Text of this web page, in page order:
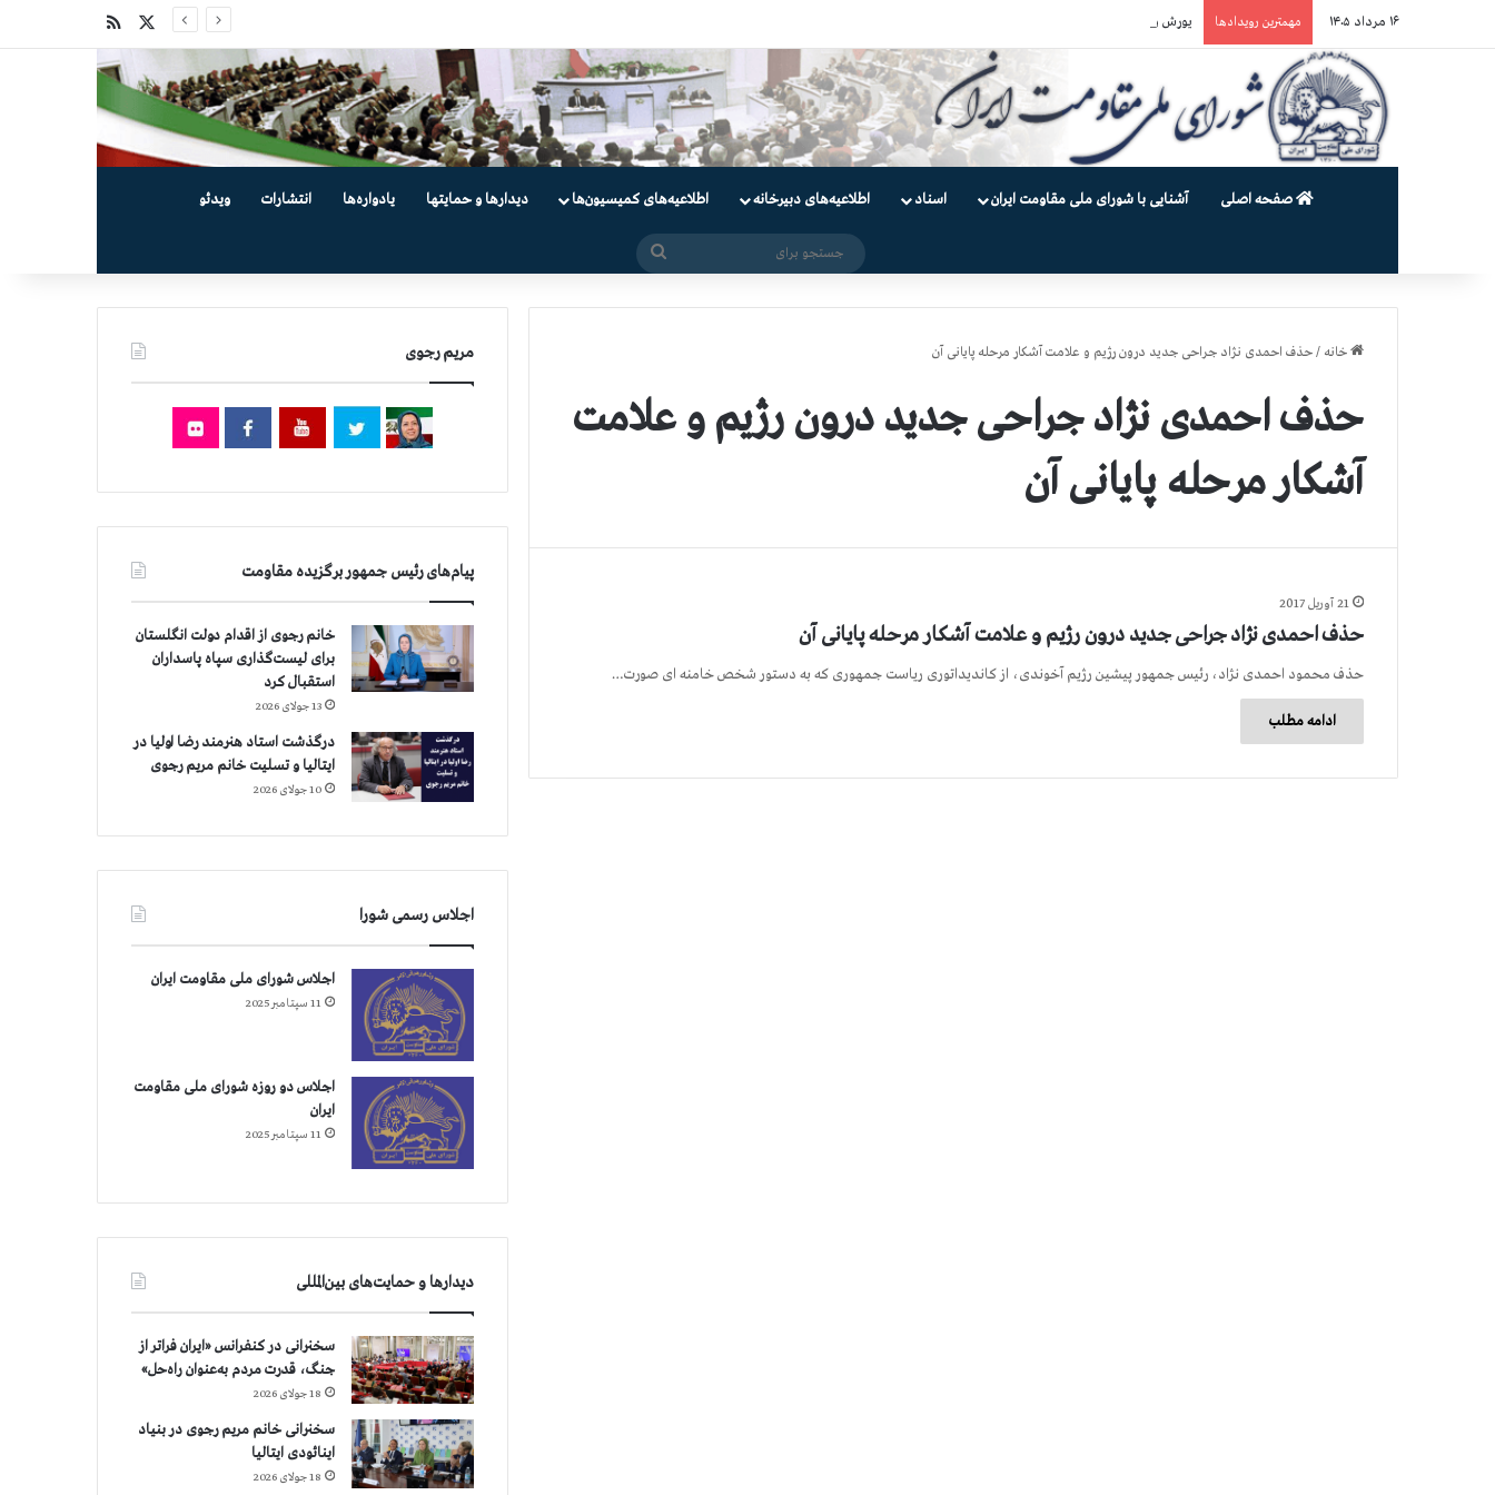
۱۶ مرداد ۱۴۰۵ مهمترین رویدادها یورش وحشیانه دژخیمان رژیم آخوندی به بند ۷ زندان اوین و ضرب‌وجرح زندانیان سیاسی
صفحه اصلی آشنایی با شورای ملی مقاومت ایران اسناد اطلاعیه‌های دبیرخانه اطلاعیه‌های کمیسیون‌‌ها دیدارها و حمایتها یادواره‌ها انتشارات ویدئو
خانه /حذف احمدی نژاد جراحی جدید درون رژیم و علامت آشكار مرحله پایانی آن
حذف احمدی نژاد جراحی جدید درون رژیم و علامت
آشكار مرحله پایانی آن
21 آوریل 2017
حذف احمدی نژاد جراحی جدید درون رژیم و علامت آشكار مرحله پایانی آن
حذف محمود احمدی نژاد، رئیس جمهور پیشین رژیم آخوندی، از كاندیداتوری ریاست جمهوری كه به دستور شخص خامنه ای صورت…
ادامه مطلب
مریم رجوی
پیام‌های رئیس جمهور برگزیده مقاومت
خانم رجوی از اقدام دولت انگلستان
برای لیست‌گذاری سپاه پاسداران
استقبال کرد
13 جولای 2026
درگذشت استاد هنرمند رضا اولیا در
ایتالیا و تسلیت خانم مریم رجوی
10 جولای 2026
اجلاس رسمی شورا
اجلاس شورای ملی مقاومت ایران
11 سپتامبر 2025
اجلاس دو روزه شورای ملی مقاومت
ایران
11 سپتامبر 2025
دیدارها و حمایت‌های بین‌المللی
سخنرانی در کنفرانس «ایران فراتر از
جنگ، قدرت مردم به‌عنوان راه‌حل»
18 جولای 2026
سخنرانی خانم مریم رجوی در بنیاد
اینائودی ایتالیا
18 جولای 2026